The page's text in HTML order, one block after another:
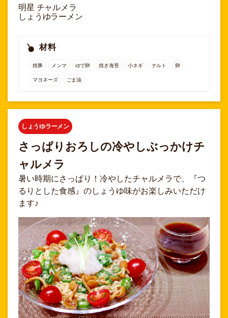
明星 チャルメラ
しょうゆラーメン
材料
焼豚 メンマ ゆで卵 焼き海苔 小ネギ ナルト 卵
マヨネーズ ごま油
しょうゆラーメン
さっぱりおろしの冷やしぶっかけチ
ャルメラ
暑い時期にさっぱり！冷やしたチャルメラで、『つ
るりとした食感』のしょうゆ味がお楽しみいただけ
ます♪